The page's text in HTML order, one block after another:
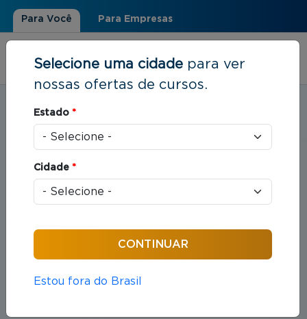
Para Você Para Empresas
Estudar em:Santos, SP
Você está aqui
Cursos em Direito
jurídicas que organizam as relações entre indivíduos
e sociedade.
Selecione uma cidade para ver
nossas ofertas de cursos.
Estado *
Cidade *
Estou fora do Brasil